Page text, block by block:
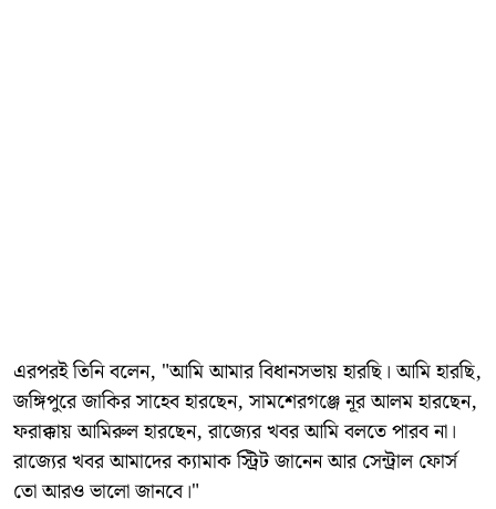
এরপরই তিনি বলেন, "আমি আমার বিধানসভায় হারছি। আমি হারছি,
জঙ্গিপুরে জাকির সাহেব হারছেন, সামশেরগঞ্জে নূর আলম হারছেন,
ফরাক্কায় আমিরুল হারছেন, রাজ্যের খবর আমি বলতে পারব না।
রাজ্যের খবর আমাদের ক্যামাক স্ট্রিট জানেন আর সেন্ট্রাল ফোর্স
তো আরও ভালো জানবে।"